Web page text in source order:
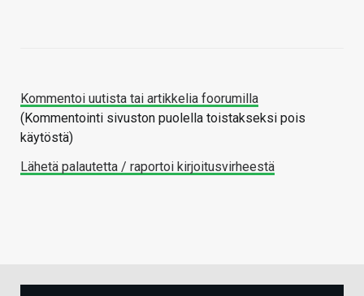
Kommentoi uutista tai artikkelia foorumilla
(Kommentointi sivuston puolella toistakseksi pois
käytöstä)
Lähetä palautetta / raportoi kirjoitusvirheestä